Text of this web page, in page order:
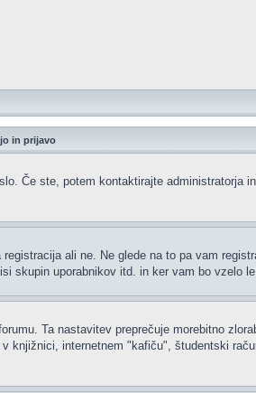
in prijavo
Če ste, potem kontaktirajte administratorja
ali ne. Ne glede na to pa vam
skupin uporabnikov itd. in ker vam bo vzelo
Ta nastavitev preprečuje morebitno
knjižnici, internetnem "kafiču", študentski